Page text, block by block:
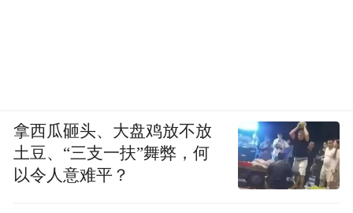
拿西瓜砸头、大盘鸡放不放
土豆、“三支一扶”舞弊，何
以令人意难平？